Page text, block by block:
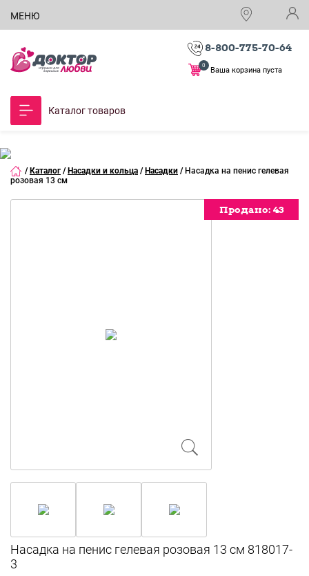
МЕНЮ
8-800-775-70-64
Ваша корзина пуста
0
Каталог товаров
/ Каталог / Насадки и кольца / Насадки / Насадка на пенис гелевая
розовая 13 см
Продано: 43
Продано: 43
Продано: 43